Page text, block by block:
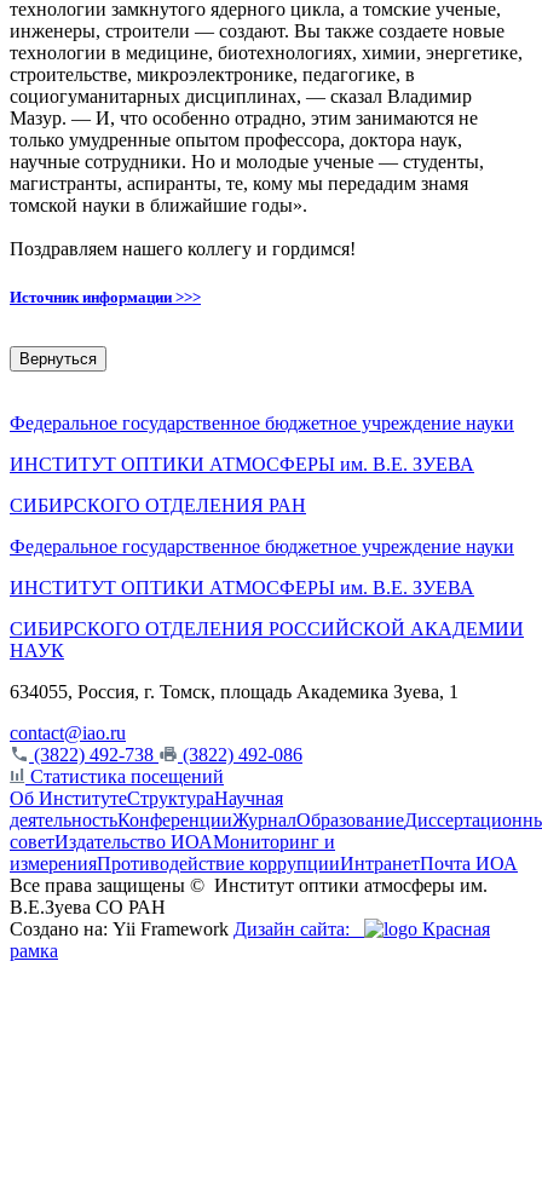
технологии замкнутого ядерного цикла, а томские ученые,
инженеры, строители — создают. Вы также создаете новые
технологии в медицине, биотехнологиях, химии, энергетике,
строительстве, микроэлектронике, педагогике, в
социогуманитарных дисциплинах, — сказал Владимир
Мазур. — И, что особенно отрадно, этим занимаются не
только умудренные опытом профессора, доктора наук,
научные сотрудники. Но и молодые ученые — студенты,
магистранты, аспиранты, те, кому мы передадим знамя
томской науки в ближайшие годы».
Поздравляем нашего коллегу и гордимся!
Источник информации >>>
Вернуться
Федеральное государственное бюджетное учреждение науки
ИНСТИТУТ ОПТИКИ АТМОСФЕРЫ им. В.Е. ЗУЕВА
СИБИРСКОГО ОТДЕЛЕНИЯ РАН
Федеральное государственное бюджетное учреждение науки
ИНСТИТУТ ОПТИКИ АТМОСФЕРЫ им. В.Е. ЗУЕВА
СИБИРСКОГО ОТДЕЛЕНИЯ РОССИЙСКОЙ АКАДЕМИИ
НАУК
634055, Россия, г. Томск, площадь Академика Зуева, 1
contact@iao.ru
(3822) 492-738
(3822) 492-086
Статистика посещений
Об ИнститутеСтруктураНаучная
деятельностьКонференцииЖурналОбразование
советИздательство ИОАМониторинг и
измеренияПротиводействие коррупцииИнтранетПочта ИОА
Все права защищены © Институт оптики атмосферы им.
В.Е.Зуева СО РАН
Создано на: Yii Framework Дизайн сайта:
Красная
рамка